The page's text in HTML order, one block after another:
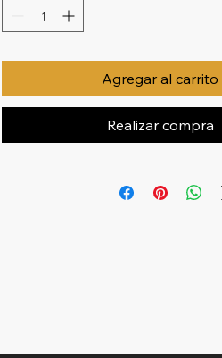
Agregar al carrito
Realizar compra